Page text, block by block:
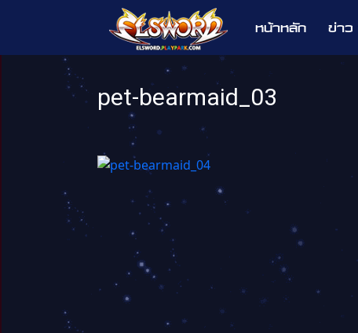
Elsword
หน้าหลัก ข่าว
pet-bearmaid_03